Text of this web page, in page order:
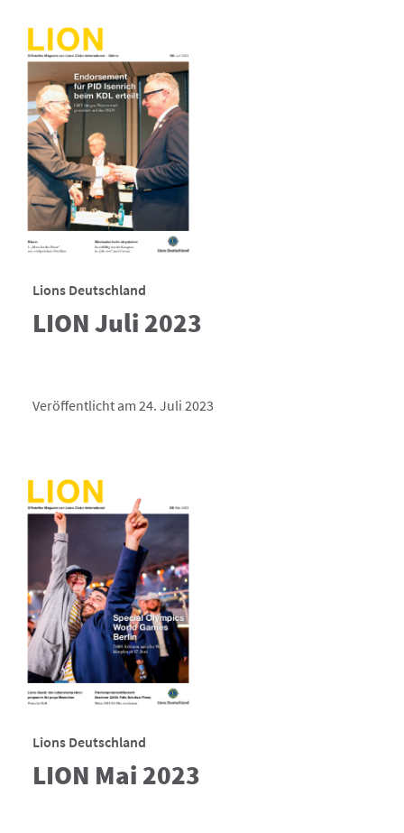
Lions Deutschland
LION Juli 2023
Veröffentlicht am 24. Juli 2023
Lions Deutschland
LION Mai 2023